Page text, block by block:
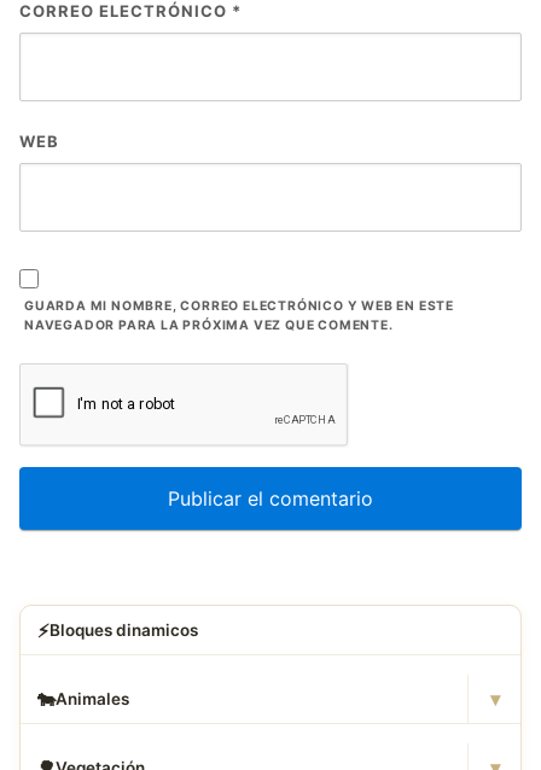
CORREO ELECTRÓNICO *
WEB
GUARDA MI NOMBRE, CORREO ELECTRÓNICO Y WEB EN ESTE
NAVEGADOR PARA LA PRÓXIMA VEZ QUE COMENTE.
⚡Bloques dinamicos
🐄Animales ▾